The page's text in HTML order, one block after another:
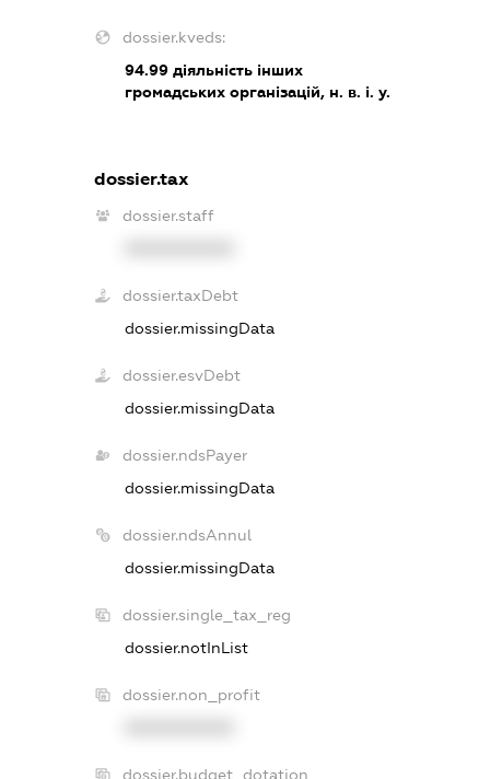
dossier.kveds:
94.99діяльність інших
громадських організацій, н. в. і. у.
dossier.tax
dossier.staff
dossier.taxDebt
dossier.missingData
dossier.esvDebt
dossier.missingData
dossier.ndsPayer
dossier.missingData
dossier.ndsAnnul
dossier.missingData
dossier.single_tax_reg
dossier.notInList
dossier.non_profit
dossier.budget_dotation